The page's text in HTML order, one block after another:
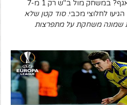
של דסה כשמפנים אותו באגף? במשחק מול ב"ש רק 1 מ-7
לחלוצי מכבי.סוד קטן שלא
שמונה משחקת על מתפרצות